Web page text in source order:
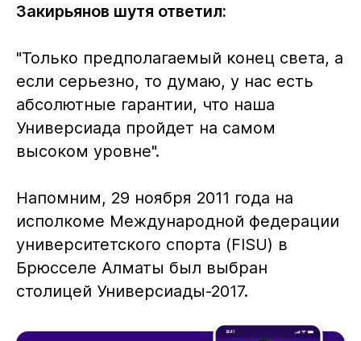
Закирьянов шутя ответил:
"Только предполагаемый конец света, а
если серьезно, то думаю, у нас есть
абсолютные гарантии, что наша
Универсиада пройдет на самом
высоком уровне".
Напомним, 29 ноября 2011 года на
исполкоме Международной федерации
университетского спорта (FISU) в
Брюсселе Алматы был выбран
столицей Универсиады-2017.